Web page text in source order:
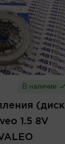
В наличии
(диск
1.5 8V